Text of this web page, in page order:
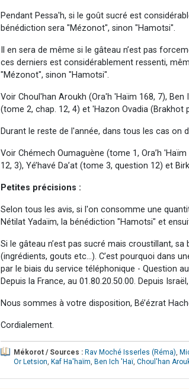
Pendant Pessa'h, si le goût sucré est
bénédiction sera "Mézonot", sinon "Hamotsi".
Il en sera de même si le gâteau n’est pas
ces derniers est considérablement ressenti,
"Mézonot", sinon "Hamotsi".
Voir Choul'han Aroukh (Ora'h 'Haïm 168, 7),
(tome 2, chap. 12, 4) et 'Hazon Ovadia (Brakhot
Durant le reste de l'année, dans tous les cas on
Voir Chémech Oumaguène (tome 1, Ora’h
12, 3), Yé’havé Da’at (tome 3, question 12) et
Petites précisions :
Selon tous les avis, si l'on consomme une
Nétilat Yadaïm, la bénédiction "Hamotsi" et
Si le gâteau n’est pas sucré mais croustillant, sa
(ingrédients, gouts etc…). C’est pourquoi dans
par le biais du service téléphonique - Question
Depuis la France, au 01.80.20.50.00. Depuis
Nous sommes à votre disposition, Bé’ézrat
Cordialement.
Mékorot / Sources : Rav Moché Isserles (Réma)
Or Letsion Kaf Ha'haïm Ben Ich 'Haï, Choul'han